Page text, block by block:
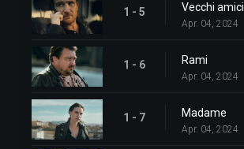
1 - 5 Vecchi amici
Apr. 04, 2024
1 - 6 Rami
Apr. 04, 2024
1 - 7 Madame
Apr. 04, 2024